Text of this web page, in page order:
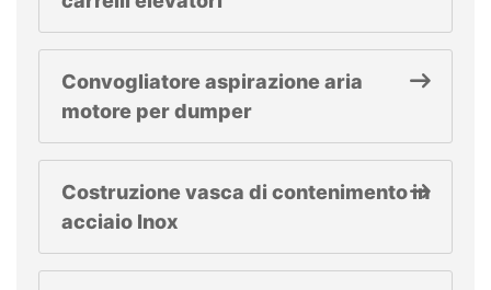
Convogliatore aspirazione aria
motore per dumper
Costruzione vasca di contenimento in
acciaio Inox